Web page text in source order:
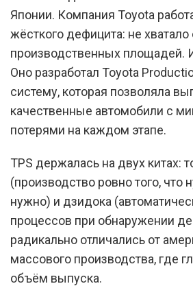
Японии. Компания Toyota
жёсткого дефицита: не
производственных площадей.
Оно разработал Toyota
систему, которая позволяла
качественные автомобили с
потерями на каждом этапе.
TPS держалась на двух китах:
(производство ровно того, что
нужно) и дзидока
процессов при обнаружении
радикально отличались от
массового производства, где
объём выпуска.